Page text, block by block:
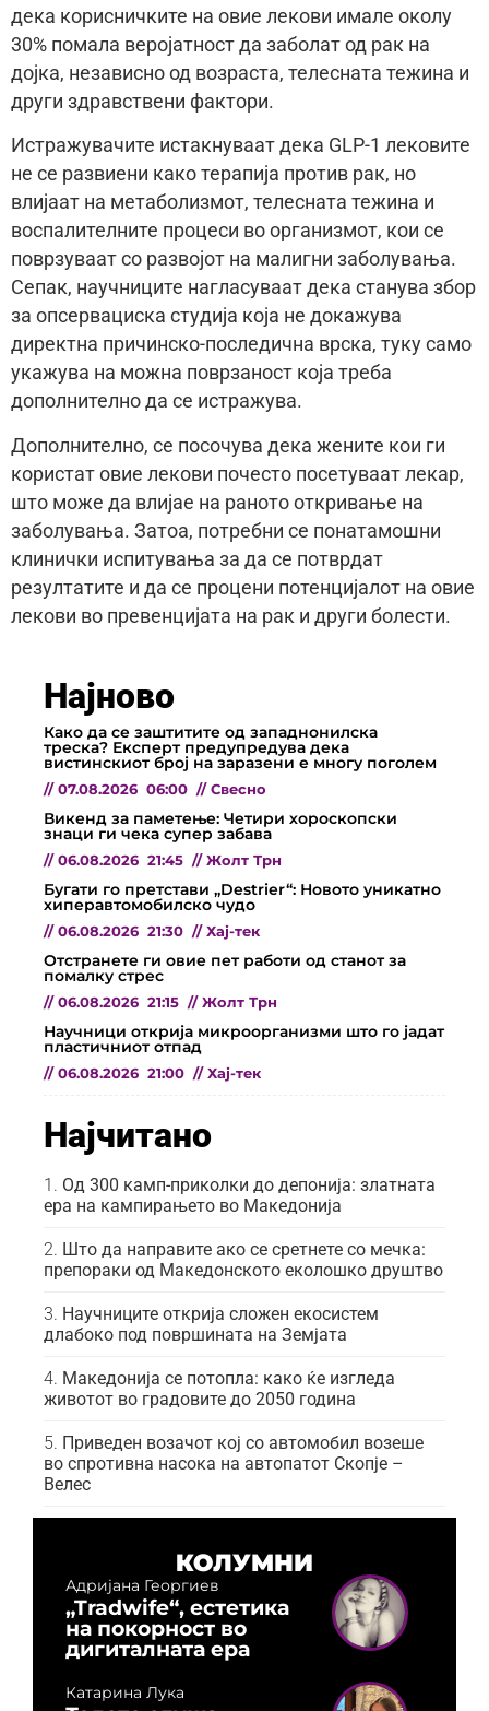
дека корисничките на овие лекови имале околу
30% помала веројатност да заболат од рак на
дојка, независно од возраста, телесната тежина и
други здравствени фактори.
Истражувачите истакнуваат дека GLP-1 лековите
не се развиени како терапија против рак, но
влијаат на метаболизмот, телесната тежина и
воспалителните процеси во организмот, кои се
поврзуваат со развојот на малигни заболувања.
Сепак, научниците нагласуваат дека станува збор
за опсервациска студија која не докажува
директна причинско-последична врска, туку само
укажува на можна поврзаност која треба
дополнително да се истражува.
Дополнително, се посочува дека жените кои ги
користат овие лекови почесто посетуваат лекар,
што може да влијае на раното откривање на
заболувања. Затоа, потребни се понатамошни
клинички испитувања за да се потврдат
резултатите и да се процени потенцијалот на овие
лекови во превенцијата на рак и други болести.
Најново
Како да се заштитите од западнонилска
треска? Експерт предупредува дека
вистинскиот број на заразени е многу поголем
// 07.08.2026 06:00 // Свесно
Викенд за паметење: Четири хороскопски
знаци ги чека супер забава
// 06.08.2026 21:45 // Жолт Трн
Бугати го претстави „Destrier“: Новото уникатно
хиперавтомобилско чудо
// 06.08.2026 21:30 // Хај-тек
Отстранете ги овие пет работи од станот за
помалку стрес
// 06.08.2026 21:15 // Жолт Трн
Научници открија микроорганизми што го јадат
пластичниот отпад
// 06.08.2026 21:00 // Хај-тек
Најчитано
Од 300 камп-приколки до депонија: златната
ера на кампирањето во Македонија
Што да направите ако се сретнете со мечка:
препораки од Македонското еколошко друштво
Научниците открија сложен екосистем
длабоко под површината на Земјата
Македонија се потопла: како ќе изгледа
животот во градовите до 2050 година
Приведен возачот кој со автомобил возеше
во спротивна насока на автопатот Скопје –
Велес
КОЛУМНИ
Адријана Георгиев
„Tradwife“, естетика
на покорност во
дигиталната ера
Катарина Лука